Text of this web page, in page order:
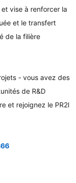
et vise à renforcer la
et le transfert
de la filière
- vous avez des
de R&D
et rejoignez le PR2I